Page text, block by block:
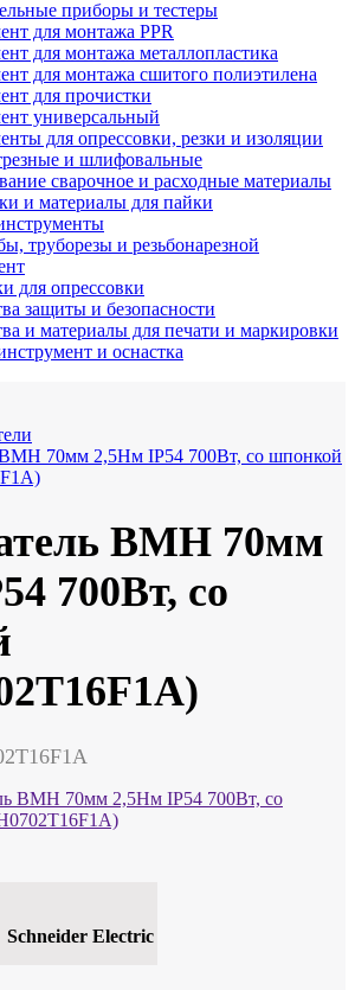
приборы и тестеры
для монтажа PPR
для монтажа металлопластика
для монтажа сшитого полиэтилена
для прочистки
универсальный
для опрессовки, резки и изоляции
и шлифовальные
сварочное и расходные материалы
и материалы для пайки
труборезы и резьбонарезной
для опрессовки
защиты и безопасности
и материалы для печати и маркировки
и оснастка
BMH 70мм 2,5Нм IP54 700Вт, со шпонкой
BMH 70мм
700Вт, со
Schneider Electric